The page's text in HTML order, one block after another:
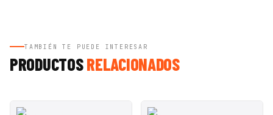
TAMBIÉN TE PUEDE INTERESAR
PRODUCTOSRELACIONADOS